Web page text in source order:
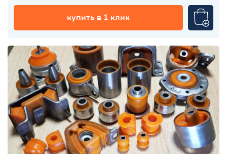
купить в 1 клик